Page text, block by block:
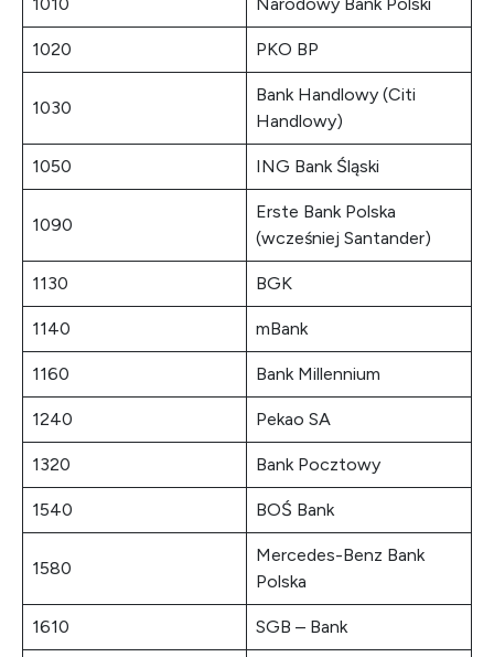
1010 Narodowy Bank Polski
1020 PKO BP
1030
Bank Handlowy (Citi
Handlowy)
1050 ING Bank Śląski
1090
Erste Bank Polska
(wcześniej Santander)
1130 BGK
1140 mBank
1160 Bank Millennium
1240 Pekao SA
1320 Bank Pocztowy
1540 BOŚ Bank
1580
Mercedes-Benz Bank
Polska
1610 SGB – Bank